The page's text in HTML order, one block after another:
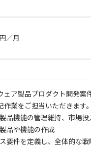
円／月
ェア製品プロダクト開発案
作業をご担当いただきます
品機能の管理維持、市場投
品や機能の作成
要件を定義し、全体的な戦